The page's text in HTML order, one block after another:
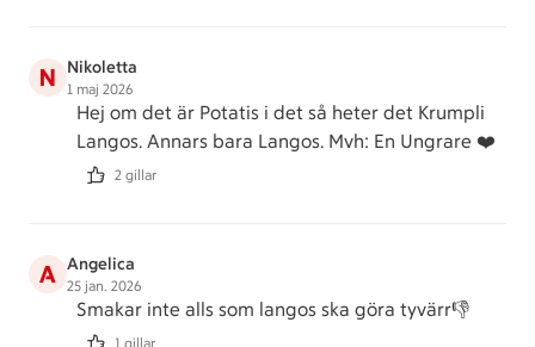
N Nikoletta
1 maj 2026
Hej om det är Potatis i det så heter det Krumpli
Langos. Annars bara Langos. Mvh: En Ungrare ❤️
2 gillar
A Angelica
25 jan. 2026
Smakar inte alls som langos ska göra tyvärr👎
1 gillar